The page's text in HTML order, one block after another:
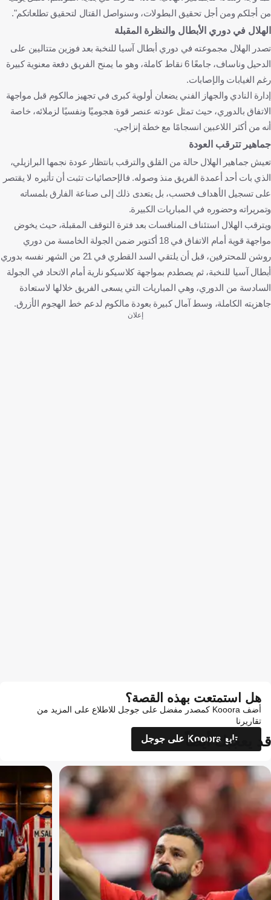
من أجلكم ومن أجل تحقيق البطولات، وسنواصل القتال لتحقيق تطلعاتكم".
الهلال في دوري الأبطال والنظرة المقبلة
تصدر الهلال مجموعته في دوري أبطال آسيا للنخبة بعد فوزين متتاليين على
الدحيل وناساف، جامعًا 6 نقاط كاملة، وهو ما يمنح الفريق دفعة معنوية كبيرة
رغم الغيابات والإصابات.
إدارة النادي والجهاز الفني يضعان أولوية كبرى في تجهيز مالكوم قبل مواجهة
الاتفاق بالدوري، حيث تمثل عودته عنصر قوة هجوميًا ونفسيًا لزملائه، خاصة
أنه من أكثر اللاعبين انسجامًا مع خطة إنزاجي.
جماهير تترقب العودة
تعيش جماهير الهلال حالة من القلق والترقب بانتظار عودة نجمها البرازيلي،
الذي بات أحد أعمدة الفريق منذ وصوله. فالإحصائيات تثبت أن تأثيره لا يقتصر
على تسجيل الأهداف فحسب، بل يتعدى ذلك إلى صناعة الفارق بلمساته
وتمريراته وحضوره في المباريات الكبيرة.
ويترقب الهلال استئناف المنافسات بعد فترة التوقف المقبلة، حيث يخوض
مواجهة قوية أمام الاتفاق في 18 أكتوبر ضمن الجولة الخامسة من دوري
روشن للمحترفين، قبل أن يلتقي السد القطري في 21 من الشهر نفسه بدوري
أبطال آسيا للنخبة، ثم يصطدم بمواجهة كلاسيكو نارية أمام الاتحاد في الجولة
السادسة من الدوري، وهي المباريات التي يسعى الفريق خلالها لاستعادة
جاهزيته الكاملة، وسط آمال كبيرة بعودة مالكوم لدعم خط الهجوم الأزرق.
إعلان
هل استمتعت بهذه القصة؟
أضف Kooora كمصدر مفضل على جوجل للاطلاع على المزيد من
تقاريرنا
تابع Kooora على جوجل
قد يعجبك أيضاً